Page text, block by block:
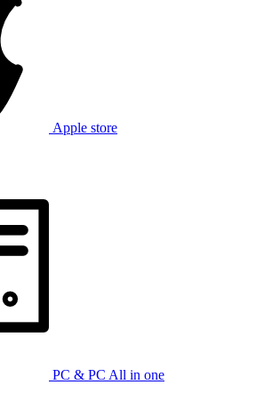
Apple store
PC & PC All in one